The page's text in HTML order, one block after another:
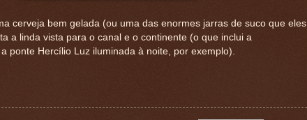
cerveja bem gelada (ou uma das enormes jarras de suco que eles
a linda vista para o canal e o continente (o que inclui a
ponte Hercílio Luz iluminada à noite, por exemplo).